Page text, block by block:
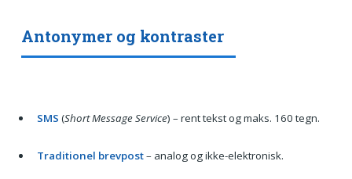
Antonymer og kontraster
SMS (Short Message Service) – rent tekst og maks. 160 tegn.
Traditionel brevpost– analog og ikke-elektronisk.